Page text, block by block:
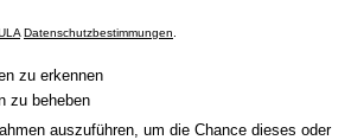
Datenschutzbestimmungen
zu erkennen
zu beheben
auszuführen, um die Chance dieses oder